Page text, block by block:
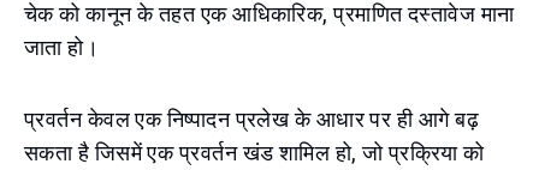
चेक को कानून के तहत एक आधिकारिक, प्रमाणित दस्तावेज माना
जाता हो।
प्रवर्तन केवल एक निष्पादन प्रलेख के आधार पर ही आगे बढ़
सकता है जिसमें एक प्रवर्तन खंड शामिल हो, जो प्रक्रिया को